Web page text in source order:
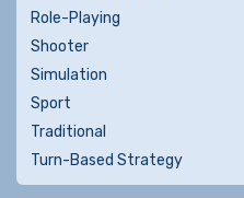
Role-Playing
Shooter
Simulation
Sport
Traditional
Turn-Based Strategy